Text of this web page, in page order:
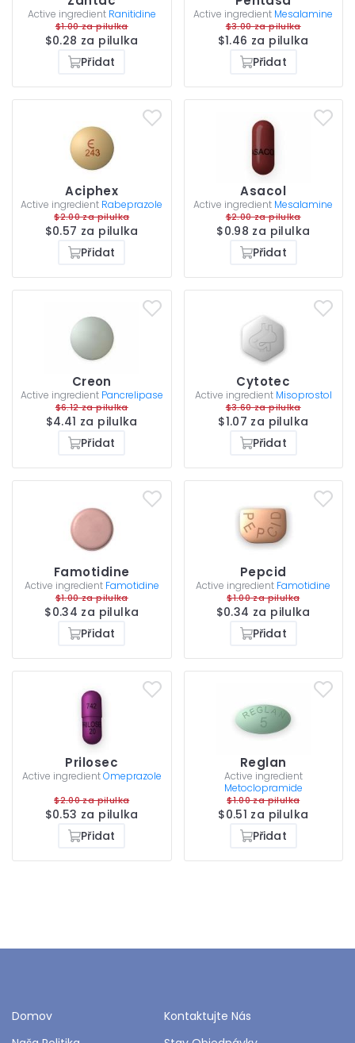
Active ingredient Ranitidine
$1.00 za pilulka
$0.28 za pilulka
Přidat
Active ingredient Mesalamine
$3.00 za pilulka
$1.46 za pilulka
Přidat
Aciphex
Active ingredient Rabeprazole
$2.00 za pilulka
$0.57 za pilulka
Přidat
Asacol
Active ingredient Mesalamine
$2.00 za pilulka
$0.98 za pilulka
Přidat
Creon
Active ingredient Pancrelipase
$6.12 za pilulka
$4.41 za pilulka
Přidat
Cytotec
Active ingredient Misoprostol
$3.60 za pilulka
$1.07 za pilulka
Přidat
Famotidine
Active ingredient Famotidine
$1.00 za pilulka
$0.34 za pilulka
Přidat
Pepcid
Active ingredient Famotidine
$1.00 za pilulka
$0.34 za pilulka
Přidat
Prilosec
Active ingredientOmeprazole
$2.00 za pilulka
$0.53 za pilulka
Přidat
Reglan
Active ingredient
Metoclopramide
$1.00 za pilulka
$0.51 za pilulka
Přidat
Domov
Kontaktujte Nás